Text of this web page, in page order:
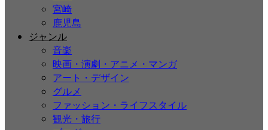
宮崎
鹿児島
ジャンル
音楽
映画・演劇・アニメ・マンガ
アート・デザイン
グルメ
ファッション・ライフスタイル
観光・旅行